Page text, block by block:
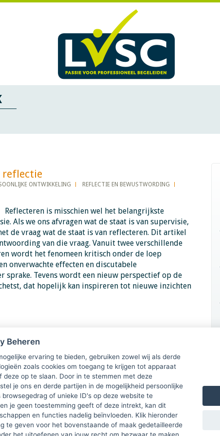
reflectie​​​​​​
ONTWIKKELING
REFLECTIE EN BEWUSTWORDING
Reflecteren is misschien wel het belangrijkste
Als we ons afvragen wat de staat is van supervisie,
de vraag wat de staat is van reflecteren. Dit artikel
van die vraag. Vanuit twee verschillende
wordt het fenomeen kritisch onder de loep
onverwachte effecten en discutabele
sprake. Tevens wordt een nieuw perspectief op de
dat hopelijk kan inspireren tot nieuwe inzichten
Beheren
ervaring te bieden, gebruiken zowel wij als derde
zoals cookies om toegang te krijgen tot apparaat
deze op te slaan. Door in te stemmen met deze
je ons en derde partijen in de mogelijkheid persoonlijke
browsegedrag of unieke ID's op deze website te
je geen toestemming geeft of deze intrekt, kan dit
en functies nadelig beïnvloeden. Klik hieronder
te geven voor het bovenstaande of maak gedetailleerde